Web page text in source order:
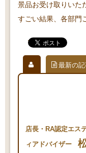
景品お受け取りいた
すごい結果、各部門
最新の
店長・RA認定エス
ィアドバイザー